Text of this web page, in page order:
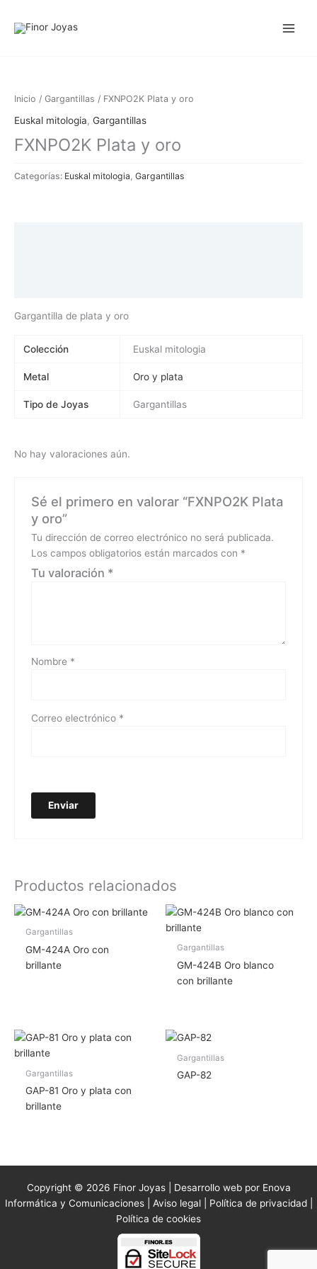
Inicio / Gargantillas / FXNPO2K Plata y oro
Euskal mitologia, Gargantillas
FXNPO2K Plata y oro
Categorías: Euskal mitologia Gargantillas
Gargantilla de plata y oro
Colección Euskal mitologia
Metal Oro y plata
Tipo de Joyas Gargantillas
No hay valoraciones aún.
Sé el primero en valorar “FXNPO2K Plata
y oro”
Tu dirección de correo electrónico no será publicada.
Los campos obligatorios están marcados con *
Tu valoración *
Nombre *
Correo electrónico *
Productos relacionados
Gargantillas
GM-424A Oro con
brillante
Gargantillas
GM-424B Oro blanco
con brillante
Gargantillas
GAP-81 Oro y plata con
brillante
Gargantillas
GAP-82
Copyright © 2026 Finor Joyas | Desarrollo web por Enova
Informática y Comunicaciones | Aviso legal| Política de privacidad|
Política de cookies